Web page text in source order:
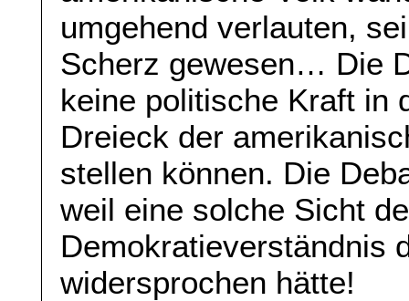
umgehend verlauten,
Scherz gewesen… Die
keine politische Kraft in
Dreieck der
stellen können. Die
weil eine solche Sicht
Demokratieverständnis
widersprochen hätte!